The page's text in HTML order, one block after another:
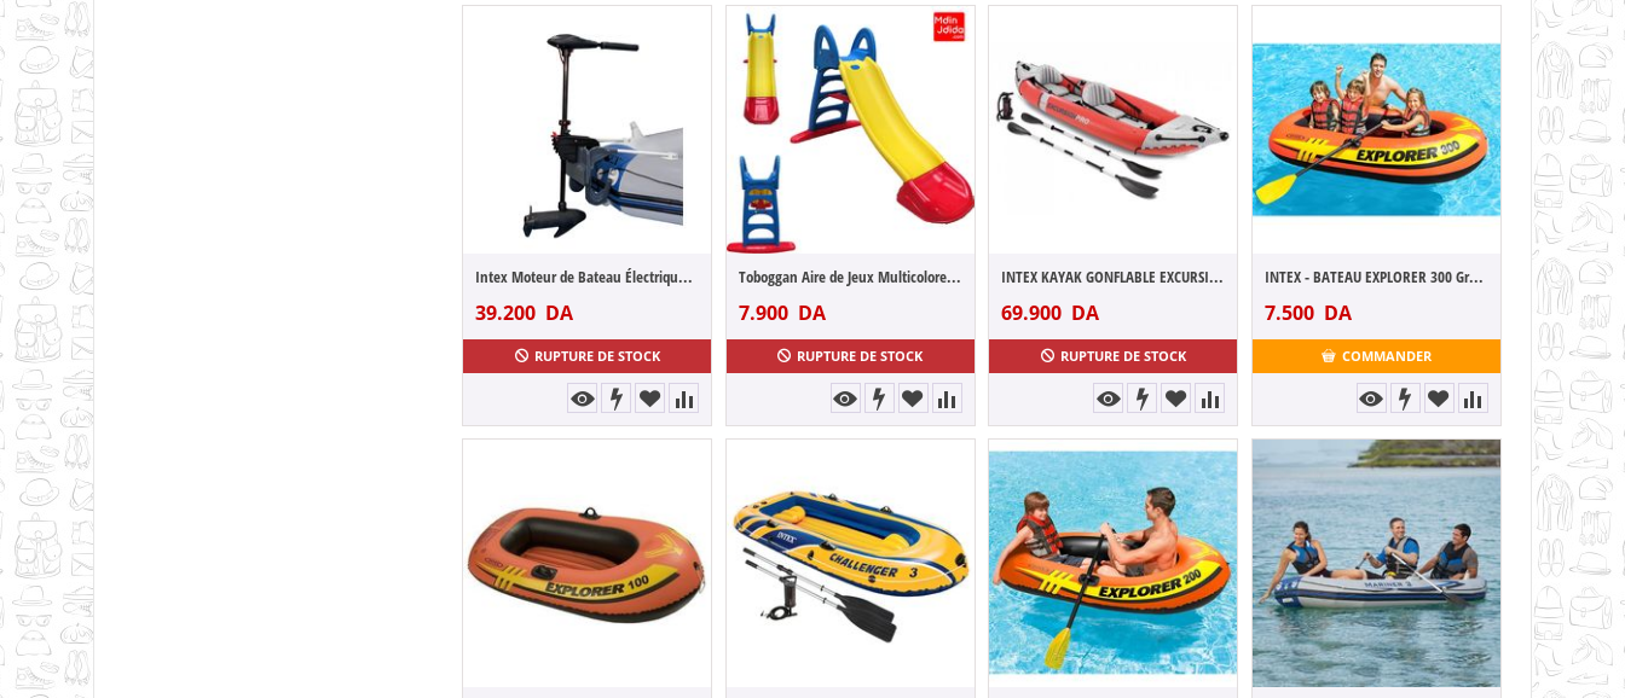
Intex Moteur de Bateau Électrique - 0,6 CV
39.200 DA
RUPTURE DE STOCK
Toboggan Aire de Jeux Multicolore GM
7.900 DA
RUPTURE DE STOCK
INTEX KAYAK GONFLABLE EXCURSION PRO 384 X...
69.900 DA
RUPTURE DE STOCK
INTEX - BATEAU EXPLORER 300 Grand Model
7.500 DA
COMMANDER